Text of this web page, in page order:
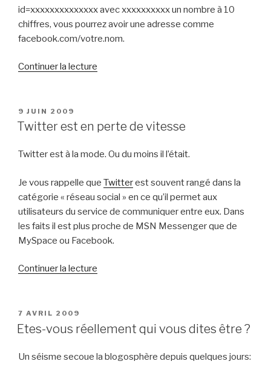
id=xxxxxxxxxxxxxx avec xxxxxxxxxx un nombre à 10
chiffres, vous pourrez avoir une adresse comme
facebook.com/votre.nom.
Continuer la lecture
au
PUBLIÉ
LE
9 JUIN 2009
Twitter est en perte de vitesse
Twitter est à la mode. Ou du moins il l’était.
Je vous rappelle que Twitterest souvent rangé dans la
catégorie « réseau social » en ce qu’il permet aux
utilisateurs du service de communiquer entre eux. Dans
les faits il est plus proche de MSN Messenger que de
MySpace ou Facebook.
Continuer la lecture
perte
vitesse »
PUBLIÉ
LE
7 AVRIL 2009
Etes-vous réellement qui vous dites être ?
Un séisme secoue la blogosphère depuis quelques jours: